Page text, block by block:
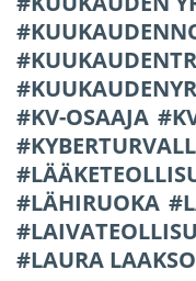
KV-OSAAJA
LÄHIRUOKA
LAURA LAAKSO